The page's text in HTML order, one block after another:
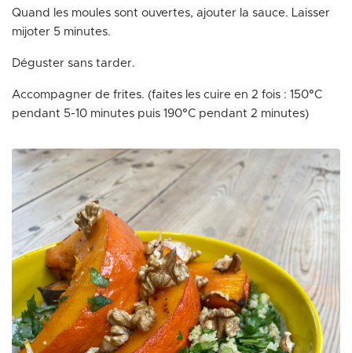
Quand les moules sont ouvertes, ajouter la sauce. Laisser
mijoter 5 minutes.
Déguster sans tarder.
Accompagner de frites. (faites les cuire en 2 fois : 150°C
pendant 5-10 minutes puis 190°C pendant 2 minutes)